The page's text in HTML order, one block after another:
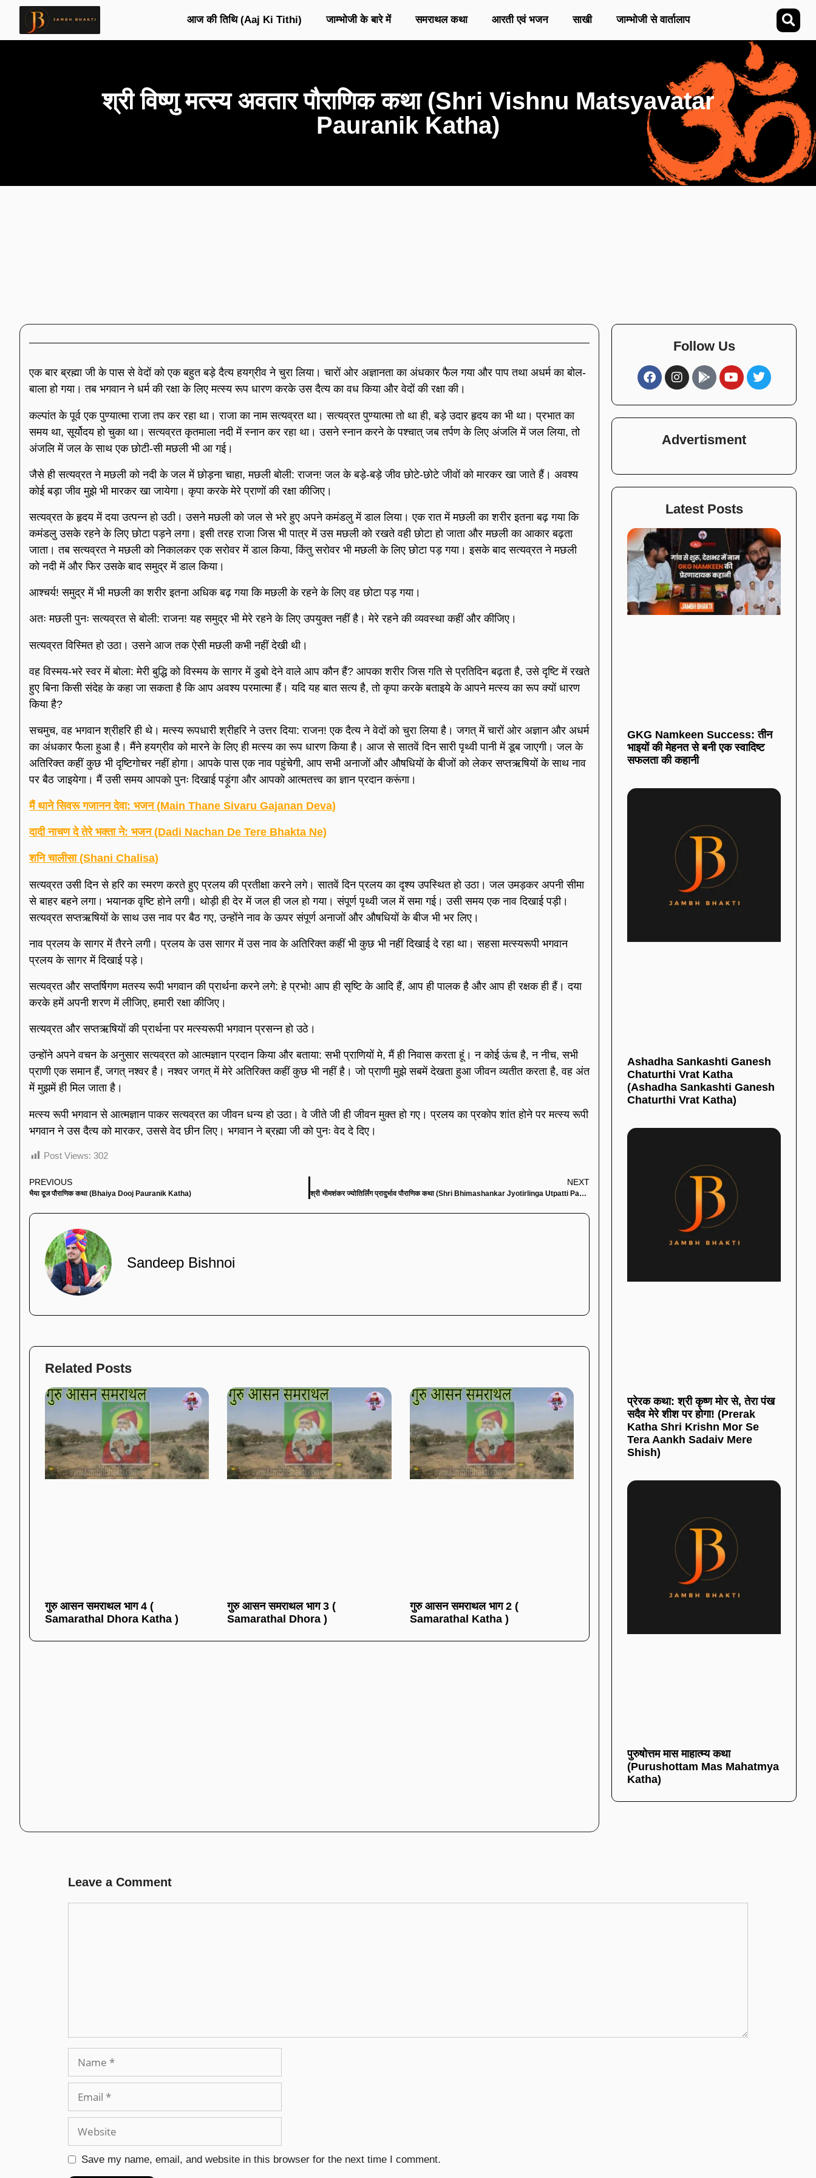
आज की तिथि (Aaj Ki Tithi) जाम्भोजी के बारे में समराथल कथा आरती एवं भजन साखी जाम्भोजी से वार्तालाप
श्री विष्णु मत्स्य अवतार पौराणिक कथा (Shri Vishnu Matsyavatar
Pauranik Katha)
एक बार ब्रह्मा जी के पास से वेदों को एक बहुत बड़े दैत्य हयग्रीव ने चुरा लिया। चारों ओर अज्ञानता का अंधकार फैल गया और पाप तथा अधर्म का बोल-
बाला हो गया। तब भगवान ने धर्म की रक्षा के लिए मत्स्य रूप धारण करके उस दैत्य का वध किया और वेदों की रक्षा की।
कल्पांत के पूर्व एक पुण्यात्मा राजा तप कर रहा था। राजा का नाम सत्यव्रत था। सत्यव्रत पुण्यात्मा तो था ही, बड़े उदार हृदय का भी था। प्रभात का
समय था, सूर्योदय हो चुका था। सत्यव्रत कृतमाला नदी में स्नान कर रहा था। उसने स्नान करने के पश्चात् जब तर्पण के लिए अंजलि में जल लिया, तो
अंजलि में जल के साथ एक छोटी-सी मछली भी आ गई।
जैसे ही सत्यव्रत ने मछली को नदी के जल में छोड़ना चाहा, मछली बोली: राजन! जल के बड़े-बड़े जीव छोटे-छोटे जीवों को मारकर खा जाते हैं। अवश्य
कोई बड़ा जीव मुझे भी मारकर खा जायेगा। कृपा करके मेरे प्राणों की रक्षा कीजिए।
सत्यव्रत के हृदय में दया उत्पन्न हो उठी। उसने मछली को जल से भरे हुए अपने कमंडलु में डाल लिया। एक रात में मछली का शरीर इतना बढ़ गया कि
कमंडलु उसके रहने के लिए छोटा पड़ने लगा। इसी तरह राजा जिस भी पात्र में उस मछली को रखते वही छोटा हो जाता और मछली का आकार बढ़ता
जाता। तब सत्यव्रत ने मछली को निकालकर एक सरोवर में डाल किया, किंतु सरोवर भी मछली के लिए छोटा पड़ गया। इसके बाद सत्यव्रत ने मछली
को नदी में और फिर उसके बाद समुद्र में डाल किया।
आश्चर्य! समुद्र में भी मछली का शरीर इतना अधिक बढ़ गया कि मछली के रहने के लिए वह छोटा पड़ गया।
अतः मछली पुनः सत्यव्रत से बोली: राजन! यह समुद्र भी मेरे रहने के लिए उपयुक्त नहीं है। मेरे रहने की व्यवस्था कहीं और कीजिए।
सत्यव्रत विस्मित हो उठा। उसने आज तक ऐसी मछली कभी नहीं देखी थी।
वह विस्मय-भरे स्वर में बोला: मेरी बुद्धि को विस्मय के सागर में डुबो देने वाले आप कौन हैं? आपका शरीर जिस गति से प्रतिदिन बढ़ता है, उसे दृष्टि में रखते
हुए बिना किसी संदेह के कहा जा सकता है कि आप अवश्य परमात्मा हैं। यदि यह बात सत्य है, तो कृपा करके बताइये के आपने मत्स्य का रूप क्यों धारण
किया है?
सचमुच, वह भगवान श्रीहरि ही थे। मत्स्य रूपधारी श्रीहरि ने उत्तर दिया: राजन! एक दैत्य ने वेदों को चुरा लिया है। जगत् में चारों ओर अज्ञान और अधर्म
का अंधकार फैला हुआ है। मैंने हयग्रीव को मारने के लिए ही मत्स्य का रूप धारण किया है। आज से सातवें दिन सारी पृथ्वी पानी में डूब जाएगी। जल के
अतिरिक्त कहीं कुछ भी दृष्टिगोचर नहीं होगा। आपके पास एक नाव पहुंचेगी, आप सभी अनाजों और औषधियों के बीजों को लेकर सप्तऋषियों के साथ नाव
पर बैठ जाइयेगा। मैं उसी समय आपको पुनः दिखाई पड़ूंगा और आपको आत्मतत्त्व का ज्ञान प्रदान करूंगा।
मैं थाने सिवरू गजानन देवा: भजन (Main Thane Sivaru Gajanan Deva)
दादी नाचण दे तेरे भक्ता ने: भजन (Dadi Nachan De Tere Bhakta Ne)
शनि चालीसा (Shani Chalisa)
सत्यव्रत उसी दिन से हरि का स्मरण करते हुए प्रलय की प्रतीक्षा करने लगे। सातवें दिन प्रलय का दृश्य उपस्थित हो उठा। जल उमड़कर अपनी सीमा
से बाहर बहने लगा। भयानक वृष्टि होने लगी। थोड़ी ही देर में जल ही जल हो गया। संपूर्ण पृथ्वी जल में समा गई। उसी समय एक नाव दिखाई पड़ी।
सत्यव्रत सप्तऋषियों के साथ उस नाव पर बैठ गए, उन्होंने नाव के ऊपर संपूर्ण अनाजों और औषधियों के बीज भी भर लिए।
नाव प्रलय के सागर में तैरने लगी। प्रलय के उस सागर में उस नाव के अतिरिक्त कहीं भी कुछ भी नहीं दिखाई दे रहा था। सहसा मत्स्यरूपी भगवान
प्रलय के सागर में दिखाई पड़े।
सत्यव्रत और सप्तर्षिगण मतस्य रूपी भगवान की प्रार्थना करने लगे: हे प्रभो! आप ही सृष्टि के आदि हैं, आप ही पालक है और आप ही रक्षक ही हैं। दया
करके हमें अपनी शरण में लीजिए, हमारी रक्षा कीजिए।
सत्यव्रत और सप्तऋषियों की प्रार्थना पर मत्स्यरूपी भगवान प्रसन्न हो उठे।
उन्होंने अपने वचन के अनुसार सत्यव्रत को आत्मज्ञान प्रदान किया और बताया: सभी प्राणियों मे, मैं ही निवास करता हूं। न कोई ऊंच है, न नीच, सभी
प्राणी एक समान हैं, जगत् नश्वर है। नश्वर जगत् में मेरे अतिरिक्त कहीं कुछ भी नहीं है। जो प्राणी मुझे सबमें देखता हुआ जीवन व्यतीत करता है, वह अंत
में मुझमें ही मिल जाता है।
मत्स्य रूपी भगवान से आत्मज्ञान पाकर सत्यव्रत का जीवन धन्य हो उठा। वे जीते जी ही जीवन मुक्त हो गए। प्रलय का प्रकोप शांत होने पर मत्स्य रूपी
भगवान ने उस दैत्य को मारकर, उससे वेद छीन लिए। भगवान ने ब्रह्मा जी को पुनः वेद दे दिए।
Post Views: 302
PREVIOUS
भैया दूज पौराणिक कथा (Bhaiya Dooj Pauranik Katha)
NEXT
श्री भीमशंकर ज्योतिर्लिंग प्रादुर्भाव पौराणिक कथा (Shri Bhimashankar Jyotirlinga Utpatti Pauranik Katha)
Sandeep Bishnoi
Related Posts
गुरु आसन समराथल भाग 4 (
Samarathal Dhora Katha )
गुरु आसन समराथल भाग 3 (
Samarathal Dhora )
गुरु आसन समराथल भाग 2 (
Samarathal Katha )
Follow Us
Advertisment
Latest Posts
GKG Namkeen Success: तीन
भाइयों की मेहनत से बनी एक स्वादिष्ट
सफलता की कहानी
Ashadha Sankashti Ganesh
Chaturthi Vrat Katha
(Ashadha Sankashti Ganesh
Chaturthi Vrat Katha)
प्रेरक कथा: श्री कृष्ण मोर से, तेरा पंख
सदैव मेरे शीश पर होगा! (Prerak
Katha Shri Krishn Mor Se
Tera Aankh Sadaiv Mere
Shish)
पुरुषोत्तम मास माहात्म्य कथा
(Purushottam Mas Mahatmya
Katha)
Leave a Comment
Save my name, email, and website in this browser for the next time I comment.